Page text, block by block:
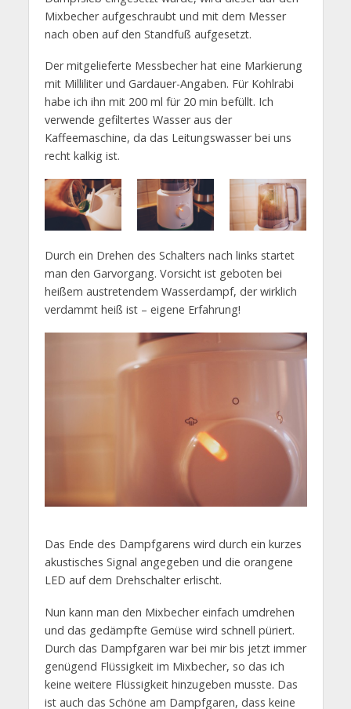
Mixbecher aufgeschraubt und mit dem Messer
nach oben auf den Standfuß aufgesetzt.
Der mitgelieferte Messbecher hat eine Markierung
mit Milliliter und Gardauer-Angaben. Für Kohlrabi
habe ich ihn mit 200 ml für 20 min befüllt. Ich
verwende gefiltertes Wasser aus der
Kaffeemaschine, da das Leitungswasser bei uns
recht kalkig ist.
Durch ein Drehen des Schalters nach links startet
man den Garvorgang. Vorsicht ist geboten bei
heißem austretendem Wasserdampf, der wirklich
verdammt heiß ist – eigene Erfahrung!
Das Ende des Dampfgarens wird durch ein kurzes
akustisches Signal angegeben und die orangene
LED auf dem Drehschalter erlischt.
Nun kann man den Mixbecher einfach umdrehen
und das gedämpfte Gemüse wird schnell püriert.
Durch das Dampfgaren war bei mir bis jetzt immer
genügend Flüssigkeit im Mixbecher, so das ich
keine weitere Flüssigkeit hinzugeben musste. Das
ist auch das Schöne am Dampfgaren, dass keine